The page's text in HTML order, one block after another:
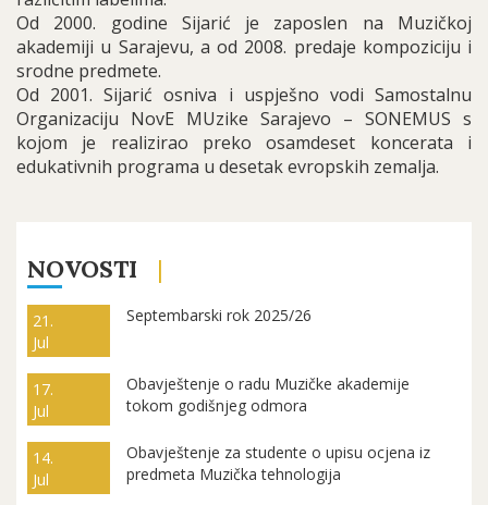
Od 2000. godine Sijarić je zaposlen na Muzičkoj
akademiji u Sarajevu, a od 2008. predaje kompoziciju i
srodne predmete.
Od 2001. Sijarić osniva i uspješno vodi Samostalnu
Organizaciju NovE MUzike Sarajevo – SONEMUS s
kojom je realizirao preko osamdeset koncerata i
edukativnih programa u desetak evropskih zemalja.
NOVOSTI
21.
Jul
Septembarski rok 2025/26
17.
Jul
Obavještenje o radu Muzičke akademije
tokom godišnjeg odmora
14.
Jul
Obavještenje za studente o upisu ocjena iz
predmeta Muzička tehnologija